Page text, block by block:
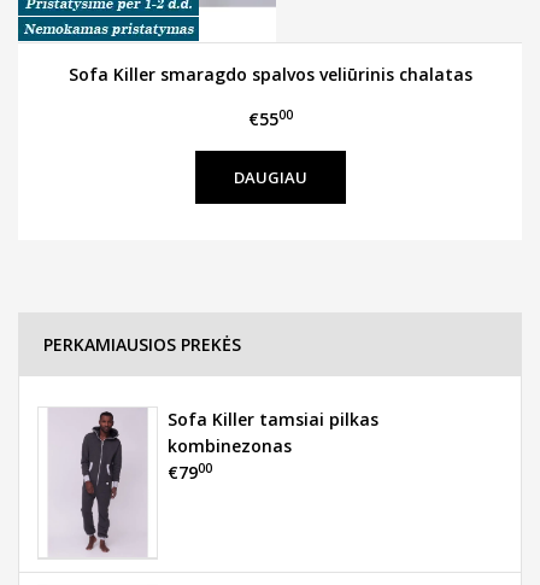
Sofa Killer smaragdo spalvos veliūrinis chalatas
€5500
DAUGIAU
PERKAMIAUSIOS PREKĖS
Sofa Killer tamsiai pilkas
kombinezonas
€7900